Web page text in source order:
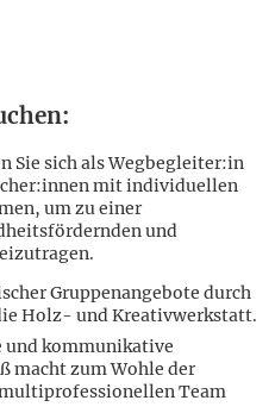
Sie sich als Wegbegleiter:in
mit individuellen
um zu einer
und
Gruppenangebote durch
Holz- und Kreativwerkstatt.
und kommunikative
macht zum Wohle der
Team
anzeigen